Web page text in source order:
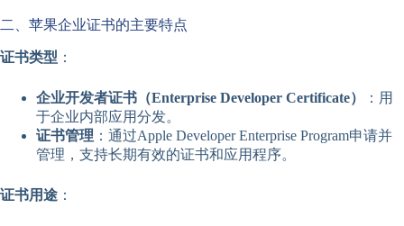
二、苹果企业证书的主要特点
证书类型 ：
企业开发者证书（Enterprise Developer Certificate）
：用
于企业内部应用分发。
证书管理 ：通过Apple Developer Enterprise Program申请并
管理，支持长期有效的证书和应用程序。
证书用途 ：